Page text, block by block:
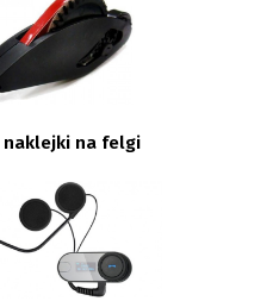
naklejki na felgi